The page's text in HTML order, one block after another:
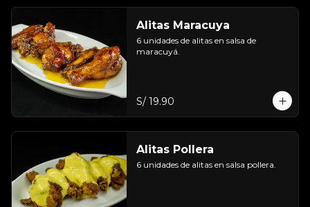
Alitas Maracuya
6 unidades de alitas en salsa de
maracuyá.
S/ 19.90
Alitas Pollera
6 unidades de alitas en salsa pollera.